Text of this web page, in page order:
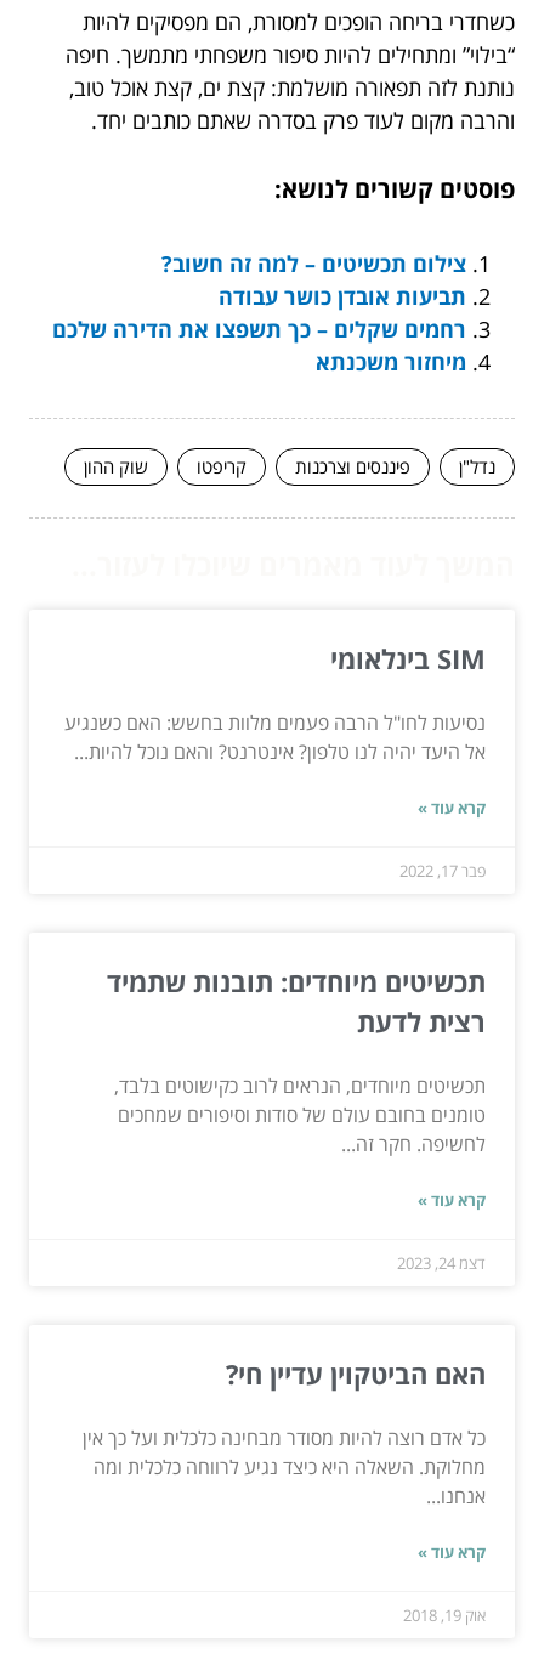
כשחדרי בריחה הופכים למסורת, הם מפסיקים להיות
“בילוי” ומתחילים להיות סיפור משפחתי מתמשך. חיפה
נותנת לזה תפאורה מושלמת: קצת ים, קצת אוכל טוב,
והרבה מקום לעוד פרק בסדרה שאתם כותבים יחד.
פוסטים קשורים לנושא:
צילום תכשיטים – למה זה חשוב?
תביעות אובדן כושר עבודה
רחמים שקלים – כך תשפצו את הדירה שלכם
מיחזור משכנתא
נדל"ן פיננסים וצרכנות קריפטו שוק ההון
SIM בינלאומי
נסיעות לחו"ל הרבה פעמים מלוות בחשש: האם כשנגיע
אל היעד יהיה לנו טלפון? אינטרנט? והאם נוכל להיות...
קרא עוד »
פבר 17, 2022
תכשיטים מיוחדים: תובנות שתמיד
רצית לדעת
תכשיטים מיוחדים, הנראים לרוב כקישוטים בלבד,
טומנים בחובם עולם של סודות וסיפורים שמחכים
לחשיפה. חקר זה...
קרא עוד »
דצמ 24, 2023
האם הביטקוין עדיין חי?
כל אדם רוצה להיות מסודר מבחינה כלכלית ועל כך אין
מחלוקת. השאלה היא כיצד נגיע לרווחה כלכלית ומה
אנחנו...
קרא עוד »
אוק 19, 2018